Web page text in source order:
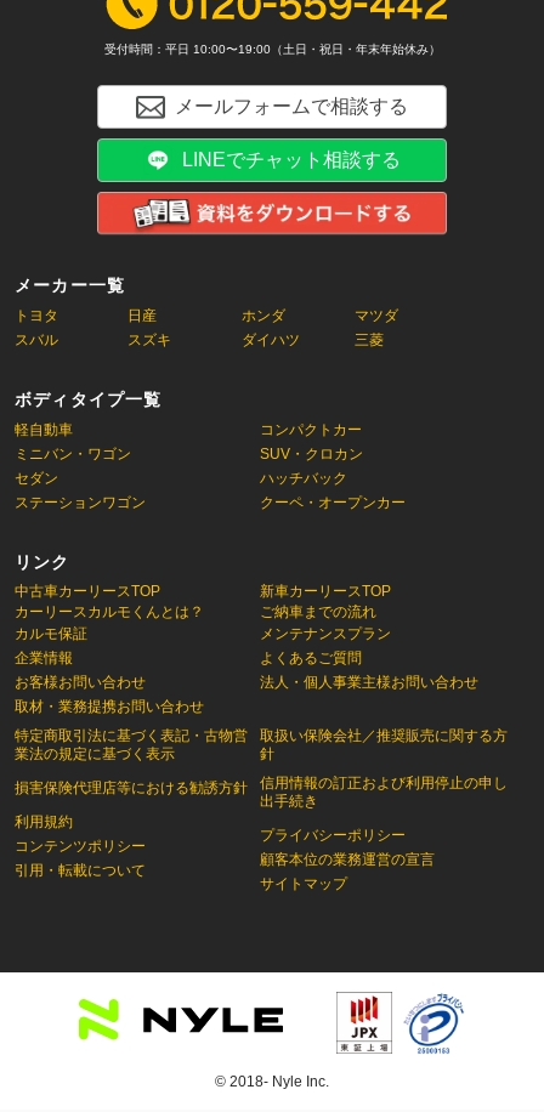
メーカー一覧
トヨタ 日産 ホンダ
マツダ
スバル
スズキ ダイハツ 三菱
ボディタイプ一覧
軽自動車
コンパクトカー
ミニバン・ワゴン
SUV・クロカン
セダン
ハッチバック
ステーションワゴン
クーペ・オープンカー
リンク
中古車カーリースTOP
カーリースカルモくんとは？
新車カーリースTOP
ご納車までの流れ
カルモ保証
企業情報
お客様お問い合わせ
取材・業務提携お問い合わせ
特定商取引法に基づく表記・古物営
業法の規定に基づく表示
損害保険代理店等における勧誘方針
利用規約
コンテンツポリシー
引用・転載について
メンテナンスプラン
よくあるご質問
法人・個人事業主様お問い合わせ
取扱い保険会社／推奨販売に関する方
針
信用情報の訂正および利用停止の申し
出手続き
プライバシーポリシー
顧客本位の業務運営の宣言
サイトマップ
受付時間：平日 10:00〜19:00（土日・祝日・年末年始休み）
メールフォームで相談する
LINEでチャット相談する
© 2018- Nyle Inc.